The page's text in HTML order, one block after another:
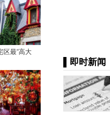
区最“高大
▌即时新闻